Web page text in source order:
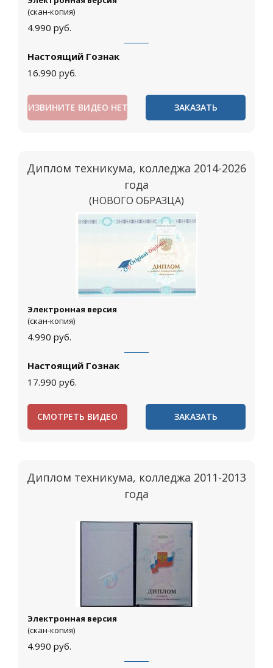
(скан-копия)
4.990 руб.
Настоящий Гознак
16.990 руб.
ИЗВИНИТЕ ВИДЕО НЕТ ЗАКАЗАТЬ
Диплом техникума, колледжа 2014-2026
года
(НОВОГО ОБРАЗЦА)
Москва
Электронная версия
(скан-копия)
4.990 руб.
Настоящий Гознак
17.990 руб.
СМОТРЕТЬ ВИДЕО ЗАКАЗАТЬ
Диплом техникума, колледжа 2011-2013
года
Электронная версия
(скан-копия)
4.990 руб.